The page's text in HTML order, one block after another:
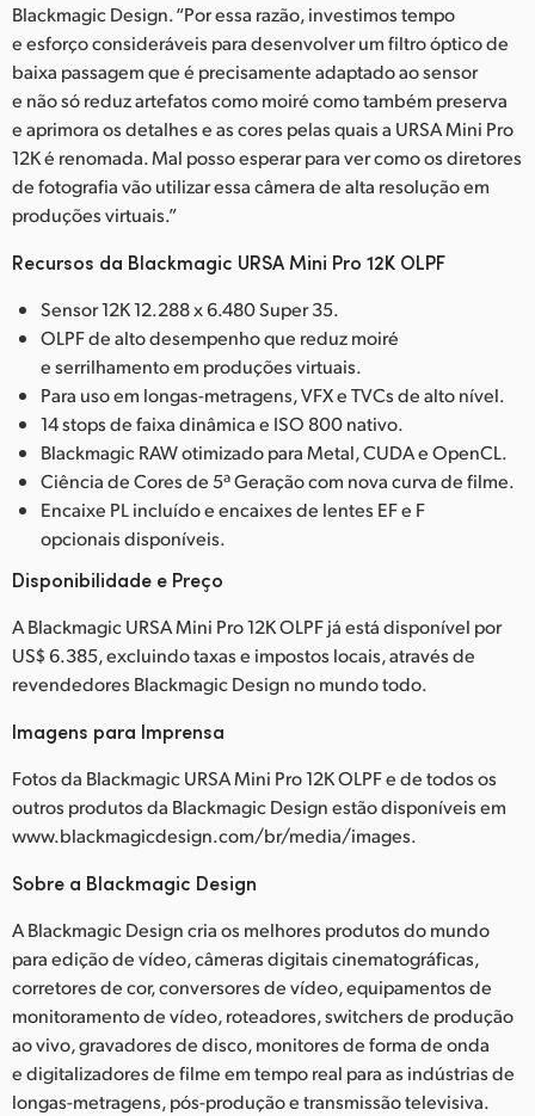
Blackmagic Design. “Por essa razão, investimos tempo
e esforço consideráveis para desenvolver um filtro óptico de
baixa passagem que é precisamente adaptado ao sensor
e não só reduz artefatos como moiré como também preserva
e aprimora os detalhes e as cores pelas quais a URSA Mini Pro
12K é renomada. Mal posso esperar para ver como os diretores
de fotografia vão utilizar essa câmera de alta resolução em
produções virtuais.”
Recursos da Blackmagic URSA Mini Pro 12K OLPF
Sensor 12K 12.288 x 6.480 Super 35.
OLPF de alto desempenho que reduz moiré
e serrilhamento em produções virtuais.
Para uso em longas-metragens, VFX e TVCs de alto nível.
14 stops de faixa dinâmica e ISO 800 nativo.
Blackmagic RAW otimizado para Metal, CUDA e OpenCL.
Ciência de Cores de 5ª Geração com nova curva de filme.
Encaixe PL incluído e encaixes de lentes EF e F
opcionais disponíveis.
Disponibilidade e Preço
A Blackmagic URSA Mini Pro 12K OLPF já está disponível por
US$ 6.385, excluindo taxas e impostos locais, através de
revendedores Blackmagic Design no mundo todo.
Imagens para Imprensa
Fotos da Blackmagic URSA Mini Pro 12K OLPF e de todos os
outros produtos da Blackmagic Design estão disponíveis em
www.blackmagicdesign.com/br/media/images.
Sobre a Blackmagic Design
A Blackmagic Design cria os melhores produtos do mundo
para edição de vídeo, câmeras digitais cinematográficas,
corretores de cor, conversores de vídeo, equipamentos de
monitoramento de vídeo, roteadores, switchers de produção
ao vivo, gravadores de disco, monitores de forma de onda
e digitalizadores de filme em tempo real para as indústrias de
longas-metragens, pós-produção e transmissão televisiva.